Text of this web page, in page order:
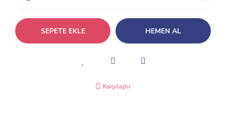
SEPETE EKLE HEMEN AL
Karşılaştır